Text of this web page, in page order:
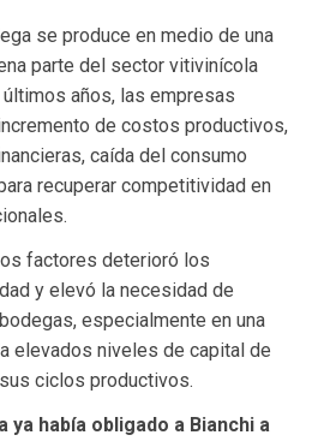
se produce en medio de una
parte del sector vitivinícola
años, las empresas
de costos productivos,
caída del consumo
recuperar competitividad en
factores deterioró los
y elevó la necesidad de
especialmente en una
elevados niveles de capital de
ciclos productivos.
ya había obligado a Bianchi a